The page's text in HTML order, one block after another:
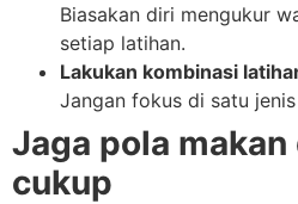
Biasakan diri mengukur
setiap latihan.
Lakukan kombinasi
Jangan fokus di satu
Jaga pola
cukup